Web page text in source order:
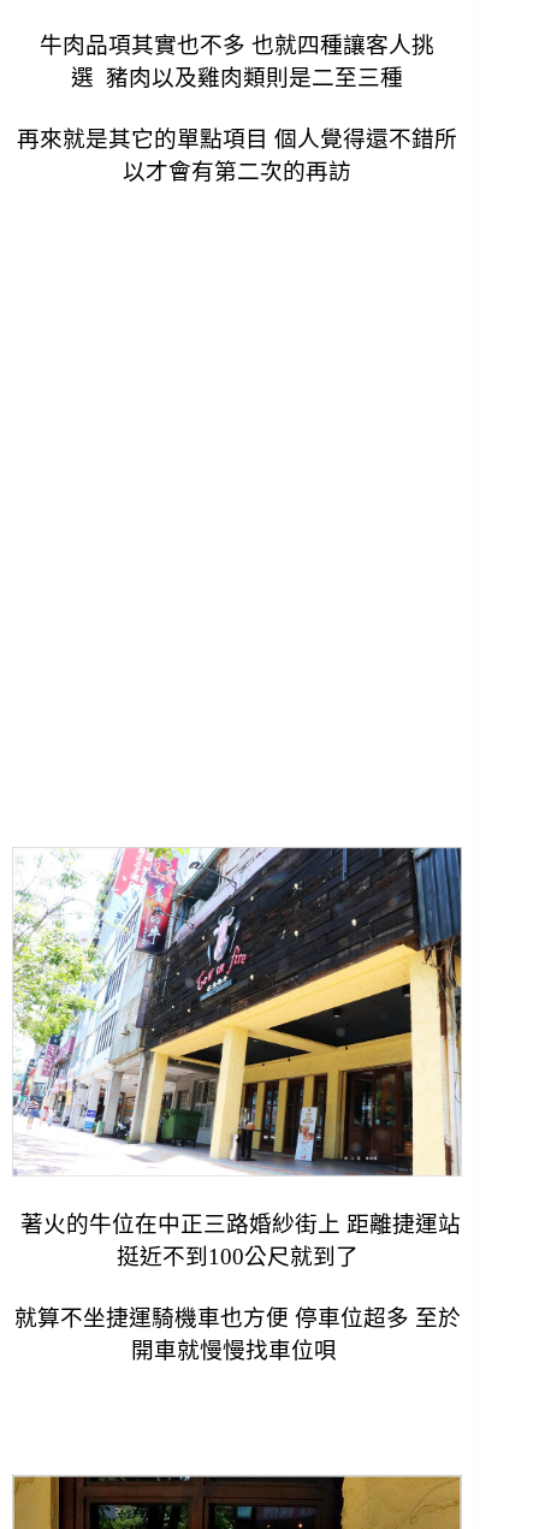
牛肉品項其實也不多 也就四種讓客人挑
選豬肉以及雞肉類則是二至三種
再來就是其它的單點項目 個人覺得還不錯所
以才會有第二次的再訪
著火的牛位在中正三路婚紗街上 距離捷運站
挺近不到100公尺就到了
就算不坐捷運騎機車也方便 停車位超多 至於
開車就慢慢找車位唄